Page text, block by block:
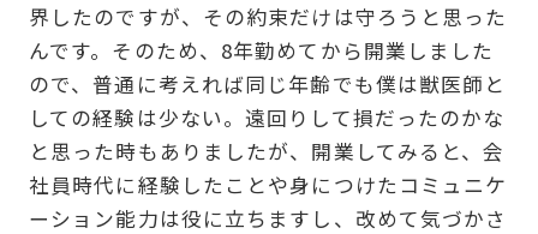
界したのですが、その約束だけは守ろうと思った
んです。そのため、8年勤めてから開業しました
ので、普通に考えれば同じ年齢でも僕は獣医師と
しての経験は少ない。遠回りして損だったのかな
と思った時もありましたが、開業してみると、会
社員時代に経験したことや身につけたコミュニケ
ーション能力は役に立ちますし、改めて気づかさ